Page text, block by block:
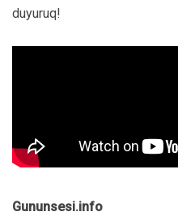
duyuruq!
Gununsesi.info